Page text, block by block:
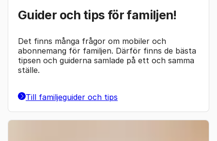
Guider och tips för familjen!
Det finns många frågor om mobiler och
abonnemang för familjen. Därför finns de bästa
tipsen och guiderna samlade på ett och samma
ställe.
Till familjeguider och tips